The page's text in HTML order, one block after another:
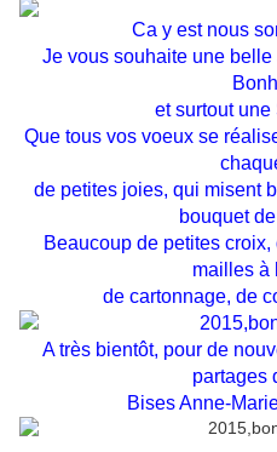
Ca y est nous
Je vous souhaite une
et surtout une
Que tous vos voeux se
de petites joies, qui misent
bouquet
Beaucoup de petites
mailles à
de cartonnage, de
A très bientôt, pour de
partages
Bises Anne-